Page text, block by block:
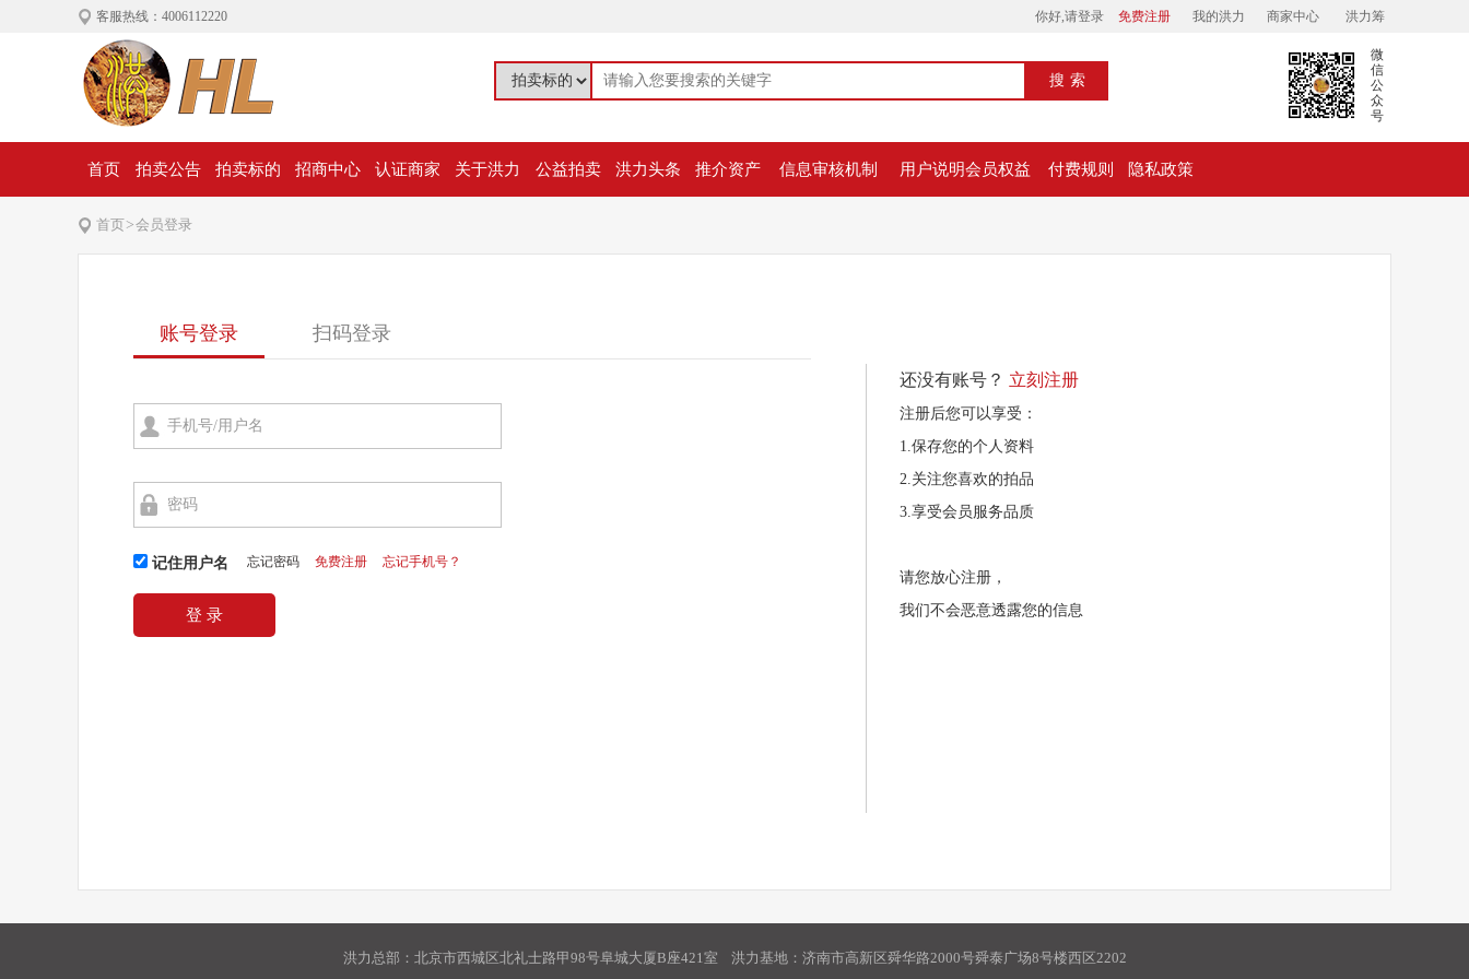
客服热线：4006112220 你好,请登录 免费注册 我的洪力 商家中心 洪力筹
搜索
微
信
公
众
号
首页 拍卖公告 拍卖标的 招商中心 认证商家 关于洪力 公益拍卖 洪力头条 推介资产 信息审核机制 用户说明会员权益 付费规则 隐私政策
首页>会员登录
账号登录 扫码登录
记住用户名 忘记密码 免费注册 忘记手机号？
还没有账号？ 立刻注册
注册后您可以享受：
1.保存您的个人资料
2.关注您喜欢的拍品
3.享受会员服务品质
请您放心注册，
我们不会恶意透露您的信息
洪力总部：北京市西城区北礼士路甲98号阜城大厦B座421室 洪力基地：济南市高新区舜华路2000号舜泰广场8号楼西区2202